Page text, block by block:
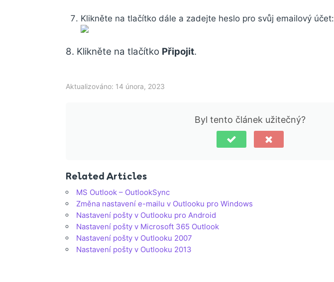
Klikněte na tlačítko dále a zadejte heslo pro svůj emailový účet:
8. Klikněte na tlačítko Připojit.
Aktualizováno: 14 února, 2023
Byl tento článek užitečný?
Related Articles
MS Outlook – OutlookSync
Změna nastavení e-mailu v Outlooku pro Windows
Nastavení pošty v Outlooku pro Android
Nastavení pošty v Microsoft 365 Outlook
Nastavení pošty v Outlooku 2007
Nastavení pošty v Outlooku 2013